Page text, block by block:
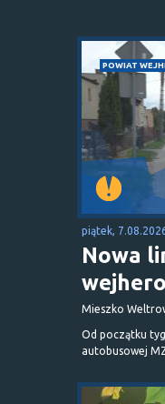
POWIAT
piątek,
Nowa
Mieszko
Od początku
autobusowej